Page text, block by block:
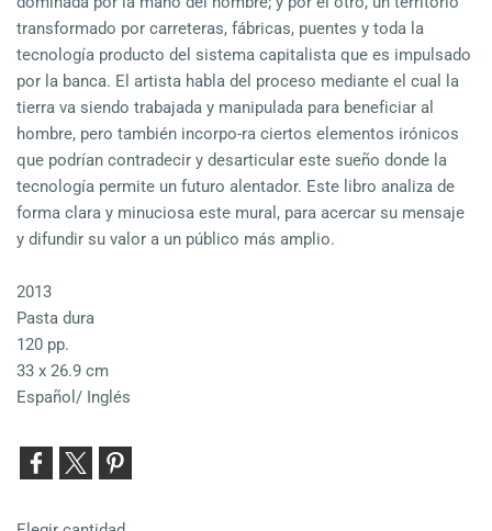
transformado por carreteras, fábricas, puentes y toda la
tecnología producto del sistema capitalista que es impulsado
por la banca. El artista habla del proceso mediante el cual la
tierra va siendo trabajada y manipulada para beneficiar al
hombre, pero también incorpo-ra ciertos elementos irónicos
que podrían contradecir y desarticular este sueño donde la
tecnología permite un futuro alentador. Este libro analiza de
forma clara y minuciosa este mural, para acercar su mensaje
y difundir su valor a un público más amplio.
2013
Pasta dura
120 pp.
33 x 26.9 cm
Español/ Inglés